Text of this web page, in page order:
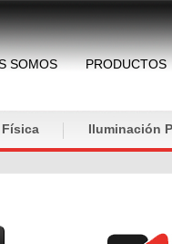
SOMOS PRODUCTOS
Iluminación